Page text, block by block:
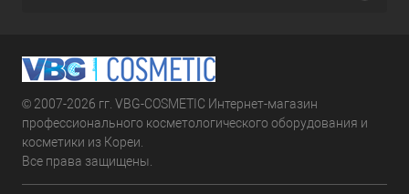
© 2007-2026 гг. VBG-COSMETIC Интернет-магазин
профессионального косметологического оборудования и
косметики из Кореи.
Все права защищены.